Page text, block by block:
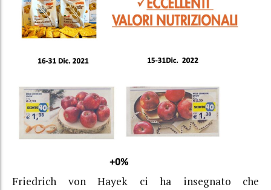
Friedrich von Hayek ci ha insegnato che